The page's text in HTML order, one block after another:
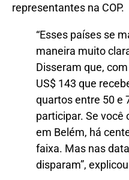
representantes na COP.
“Esses países se
maneira muito
Disseram que,
US$ 143 que
quartos entre 50 e
participar. Se você
em Belém, há
faixa. Mas nas
disparam”,